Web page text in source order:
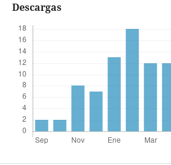
Descargas